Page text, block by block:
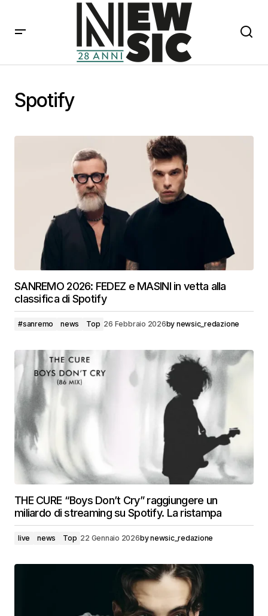
Spotify
SANREMO 2026: FEDEZ e MASINI in vetta alla
classifica di Spotify
#sanremo news Top 26 Febbraio 2026by newsic_redazione
THE CURE “Boys Don’t Cry” raggiungere un
miliardo di streaming su Spotify. La ristampa
live news Top 22 Gennaio 2026bynewsic_redazione